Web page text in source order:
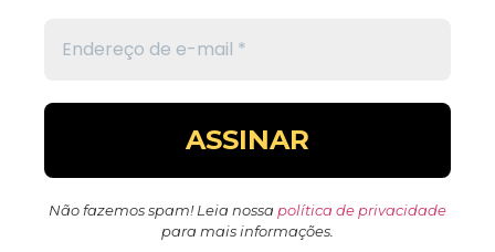
Não fazemos spam! Leia nossa política de privacidade
para mais informações.